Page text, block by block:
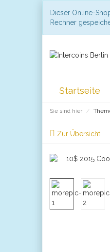
Dieser Online-
Rechner
Startseite
Sie sind hier:
Zur Übersicht